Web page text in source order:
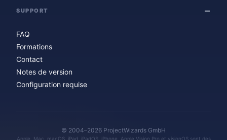
SUPPORT
FAQ
Formations
Contact
Notes de version
Configuration requise
© 2004–2026 ProjectWizards GmbH
Apple, Mac, macOS, iPad, iPadOS, iPhone, Apple Vision Pro et visionOS sont des